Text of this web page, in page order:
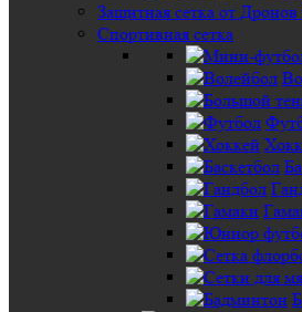
Защитная сетка от
Спортивная сетка